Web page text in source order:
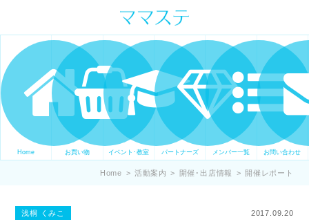
ママの才能発信します。 手づくり
表現ステージ ママステ スキル・セ
ンスを表現したいママが集まって
ます。
Home お買い物 イベント･教室 パートナーズ メンバー一覧 お問い合わせ
Home > 活動案内 > 開催･出店情報 > 開催レポート
浅桐 くみこ 2017.09.20